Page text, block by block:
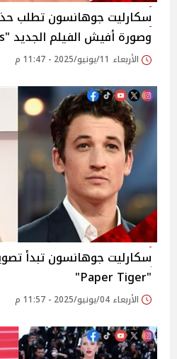
سكارليت جوهانسون تطلب
وصورة أفيش الفيلم الجديد "Thunderbolts"
الأربعاء 11/يونيو/2025 - 11:47 م
سكارليت جوهانسون تبدأ
"Paper Tiger"
الأربعاء 04/يونيو/2025 - 11:57 م